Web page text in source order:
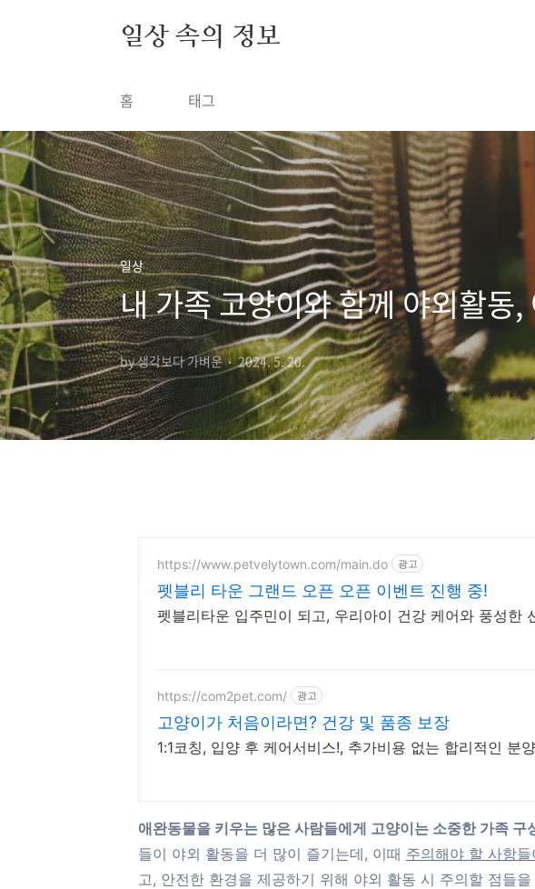
일상 속의 정보
홈 태그
일상
내 가족 고양이와 함께 야외활동
by 생각보다 가벼운 2024. 5. 20.
https://www.petvelytown.com/main.do 광고
펫블리 타운 그랜드 오픈 오픈 이벤트 진행 중!
펫블리타운 입주민이 되고, 우리아이 건강 케어와 풍성한
https://com2pet.com/ 광고
고양이가 처음이라면? 건강 및 품종 보장
1:1코칭, 입양 후 케어서비스!, 추가비용 없는 합리적인 분
애완동물을 키우는 많은 사람들에게 고양이는 소중한 가족 구
들이 야외 활동을 더 많이 즐기는데, 이때 주의해야 할 사항
고, 안전한 환경을 제공하기 위해 야외 활동 시 주의할 점들을